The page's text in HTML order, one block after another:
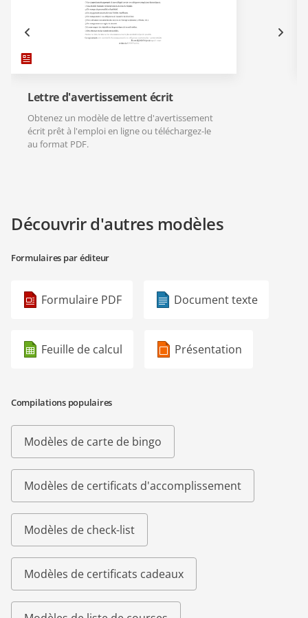
Lettre d'avertissement écrit
Obtenez un modèle de lettre d'avertissement
écrit prêt à l'emploi en ligne ou téléchargez-le
au format PDF.
Découvrir d'autres modèles
Formulaires par éditeur
Formulaire PDF Document texte
Feuille de calcul Présentation
Compilations populaires
Modèles de carte de bingo
Modèles de certificats d'accomplissement
Modèles de check-list
Modèles de certificats cadeaux